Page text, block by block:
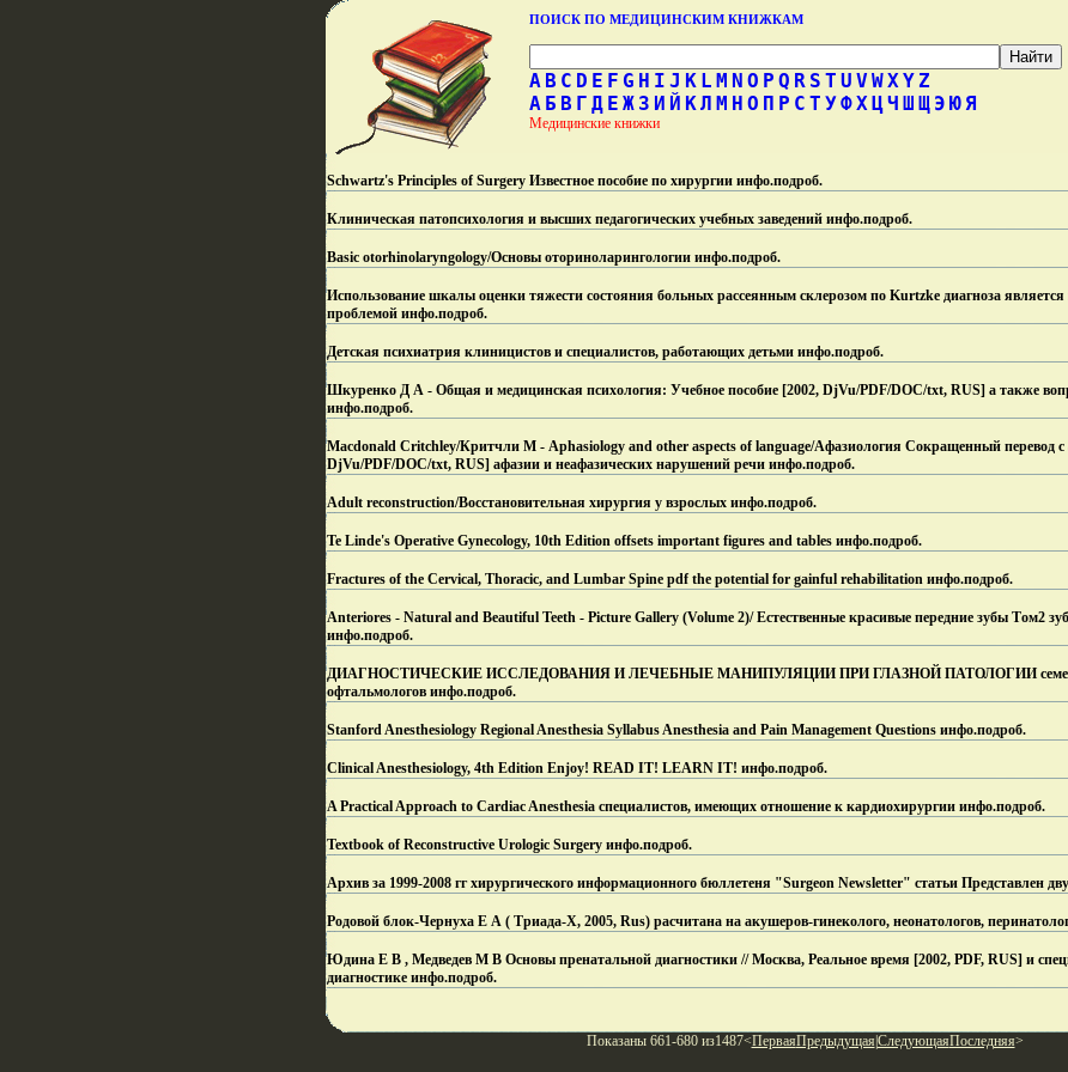
ПОИСК ПО МЕДИЦИНСКИМ КНИЖКАМ
A B C D E F G H I J K L M N O P Q R S T U V WXY Z
А Б В Г Д Е Ж З И Й КЛ М Н О П Р С Т УФХЦЧ Ш Щ Э ЮЯ
Медицинские книжки
Schwartz's Principles of Surgery Известное пособие по хирургии инфо.подроб.
Клиническая патопсихология и высших педагогических учебных заведений инфо.подроб.
Basic otorhinolaryngology/Основы оториноларингологии инфо.подроб.
Использование шкалы оценки тяжести состояния больных рассеянным склерозом по Kurtzke диагноза
проблемой инфо.подроб.
Детская психиатрия клиницистов и специалистов, работающих детьми инфо.подроб.
Шкуренко Д А - Общая и медицинская психология: Учебное пособие [2002, DjVu/PDF/DOC/txt, RUS] а также
инфо.подроб.
Macdonald Critchley/Критчли М - Aphasiology and other aspects of language/Афазиология Сокращенный перевод с
DjVu/PDF/DOC/txt, RUS] афазии и неафазических нарушений речи инфо.подроб.
Adult reconstruction/Восстановительная хирургия у взрослых инфо.подроб.
Te Linde's Operative Gynecology, 10th Edition offsets important figures and tables инфо.подроб.
Fractures of the Cervical, Thoracic, and Lumbar Spine pdf the potential for gainful rehabilitation инфо.подроб.
Anteriores - Natural and Beautiful Teeth - Picture Gallery (Volume 2)/ Естественные красивые передние зубы Tом2
инфо.подроб.
ДИАГНОСТИЧЕСКИЕ ИССЛЕДОВАНИЯ И ЛЕЧЕБНЫЕ МАНИПУЛЯЦИИ ПРИ ГЛАЗНОЙ ПАТОЛОГИИ
офтальмологов инфо.подроб.
Stanford Anesthesiology Regional Anesthesia Syllabus Anesthesia and Pain Management Questions инфо.подроб.
Clinical Anesthesiology, 4th Edition Enjoy! READ IT! LEARN IT! инфо.подроб.
A Practical Approach to Cardiac Anesthesia специалистов, имеющих отношение к кардиохирургии инфо.подроб.
Textbook of Reconstructive Urologic Surgery инфо.подроб.
Архив за 1999-2008 гг хирургического информационного бюллетеня "Surgeon Newsletter" статьи Представлен
Родовой блок-Чернуха Е А ( Триада-Х, 2005, Rus) расчитана на акушеров-гинеколого, неонатологов,
Юдина Е В , Медведев М В Основы пренатальной диагностики // Москва, Реальное время [2002, PDF, RUS] и
диагностике инфо.подроб.
Показаны 661-680 из1487<ПерваяПредыдущая СледующаяПоследняя>